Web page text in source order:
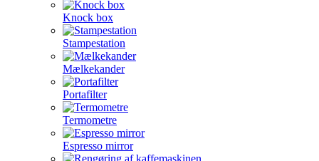
Knock box
Stampestation
Mælkekander
Portafilter
Termometre
Espresso mirror